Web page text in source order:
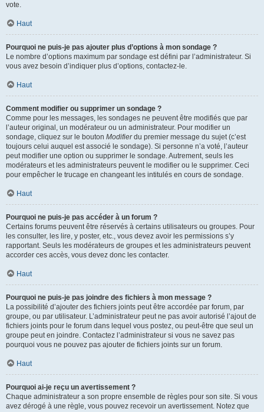
vote.
Haut
Pourquoi ne puis-je pas ajouter plus d’options à mon sondage ?
Le nombre d’options maximum par sondage est défini par l’administrateur. Si
vous avez besoin d’indiquer plus d’options, contactez-le.
Haut
Comment modifier ou supprimer un sondage ?
Comme pour les messages, les sondages ne peuvent être modifiés que par
l’auteur original, un modérateur ou un administrateur. Pour modifier un
sondage, cliquez sur le bouton Modifierdu premier message du sujet (c’est
toujours celui auquel est associé le sondage). Si personne n’a voté, l’auteur
peut modifier une option ou supprimer le sondage. Autrement, seuls les
modérateurs et les administrateurs peuvent le modifier ou le supprimer. Ceci
pour empêcher le trucage en changeant les intitulés en cours de sondage.
Haut
Pourquoi ne puis-je pas accéder à un forum ?
Certains forums peuvent être réservés à certains utilisateurs ou groupes. Pour
les consulter, les lire, y poster, etc., vous devez avoir les permissions s’y
rapportant. Seuls les modérateurs de groupes et les administrateurs peuvent
accorder ces accès, vous devez donc les contacter.
Haut
Pourquoi ne puis-je pas joindre des fichiers à mon message ?
La possibilité d’ajouter des fichiers joints peut être accordée par forum, par
groupe, ou par utilisateur. L’administrateur peut ne pas avoir autorisé l’ajout de
fichiers joints pour le forum dans lequel vous postez, ou peut-être que seul un
groupe peut en joindre. Contactez l’administrateur si vous ne savez pas
pourquoi vous ne pouvez pas ajouter de fichiers joints sur un forum.
Haut
Pourquoi ai-je reçu un avertissement ?
Chaque administrateur a son propre ensemble de règles pour son site. Si vous
avez dérogé à une règle, vous pouvez recevoir un avertissement. Notez que